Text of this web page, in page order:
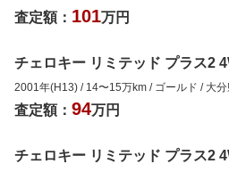
査定額： 101万円
チェロキー リミテッド プラス2
2001年(H13) / 14〜15万km / ゴールド / 大分
査定額： 94万円
チェロキー リミテッド プラス2